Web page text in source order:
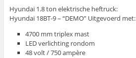
Hyundai 1.8 ton elektrische heftruck:
Hyundai 18BT-9 – “DEMO” Uitgevoerd met:
4700 mm triplex mast
LED verlichting rondom
48 volt / 750 ampère